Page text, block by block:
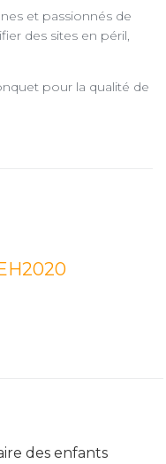
et passionnés de
des sites en péril,
pour la qualité de
des enfants